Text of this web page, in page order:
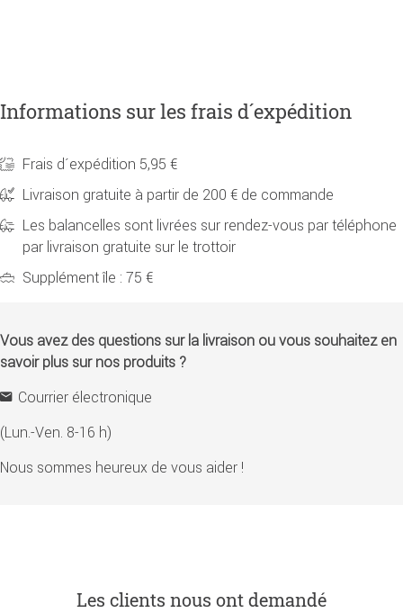
Informations sur les frais d´expédition
Frais d´expédition 5,95 €
Livraison gratuite à partir de 200 € de commande
Les balancelles sont livrées sur rendez-vous par téléphone
par livraison gratuite sur le trottoir
Supplément île : 75 €
Vous avez des questions sur la livraison ou vous souhaitez en
savoir plus sur nos produits ?
Courrier électronique
(Lun.-Ven. 8-16 h)
Nous sommes heureux de vous aider !
Les clients nous ont demandé